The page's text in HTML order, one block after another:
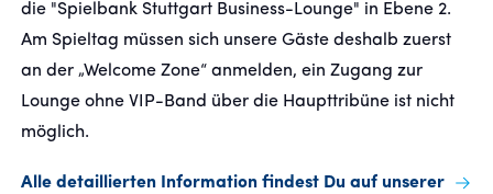
die "Spielbank Stuttgart Business-Lounge" in Ebene 2.
Am Spieltag müssen sich unsere Gäste deshalb zuerst
an der „Welcome Zone“ anmelden, ein Zugang zur
Lounge ohne VIP-Band über die Haupttribüne ist nicht
möglich.
Alle detaillierten Information findest Du auf unserer